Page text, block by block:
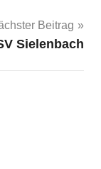
Beitrag
Sielenbach